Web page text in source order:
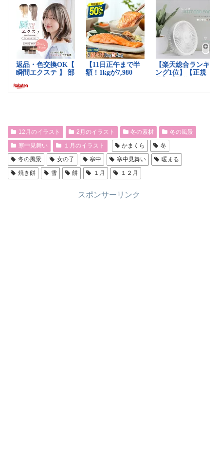
12月のイラスト 2月のイラスト 冬の素材
冬の風景
寒中見舞い
１月のイラスト かまくら
冬
冬の風景
女の子 寒中 寒中見舞い
暖まる
焼き餅
雪 餅 １月 １２月
スポンサーリンク